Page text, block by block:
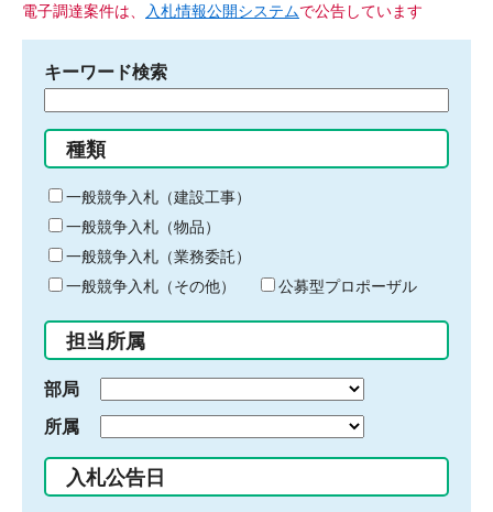
電子調達案件は、 入札情報公開システムで公告しています
キーワード検索
る
キ
ー
ワ
ー
ド
入
力
種類
一般競争入札（建設工事）
一般競争入札（物品）
一般競争入札（業務委託）
一般競争入札（その他）
公募型プロポーザル
担当所属
部局
所属
入札公告日